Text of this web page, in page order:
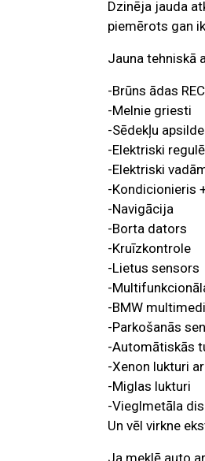
Dzinēja jauda
piemērots gan
Jauna tehniskā
-Brūns ādas
-Melnie griesti
-Sēdekļu apsilde
-Elektriski
-Elektriski
-Kondicionieris
-Navigācija
-Borta dators
-Kruīzkontrole
-Lietus sensors
-
-BMW
-Parkošanās
-Automātiskās
-Xenon lukturi
-Miglas lukturi
-Vieglmetāla
Un vēl virkne
Ja meklē auto